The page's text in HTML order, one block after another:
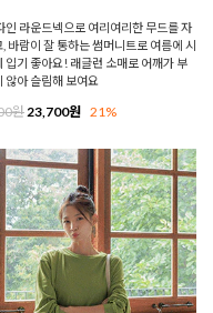
인 라운드넥으로 여리여리한 무드를 자
, 바람이 잘 통하는 썸머니트로 여름에 시
입기 좋아요! 래글런 소매로 어깨가 부
않아 슬림해 보여요
원 23,700원 21%